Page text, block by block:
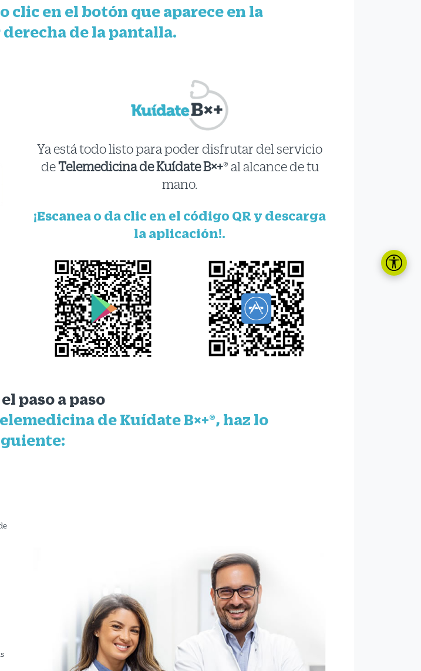
clic en el botón que aparece en la
de la pantalla.
Ya está todo listo para poder disfrutar del servicio
deTelemedicina de Kuídate B×+® al alcance de tu
mano.
¡Escanea o da clic en el código QR y descarga
la aplicación!.
paso a paso
de Kuídate B×+®, haz lo